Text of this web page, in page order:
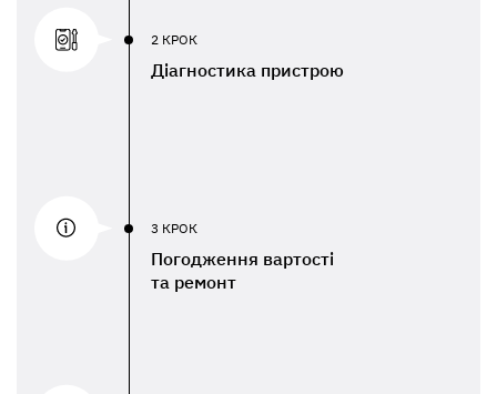
2 КРОК
Діагностика пристрою
3 КРОК
Погодження вартості
та ремонт